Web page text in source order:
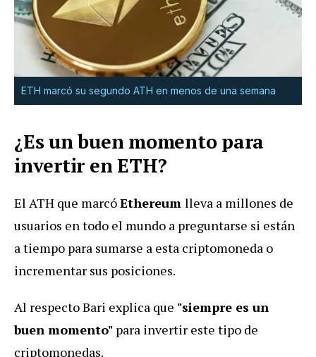
ETH marcó su segundo ATH en menos de una semana
¿Es un buen momento para
invertir en ETH?
El ATH que marcóEthereum lleva a millones de
usuarios en todo el mundo a preguntarse si están
a tiempo para sumarse a esta criptomoneda o
incrementar sus posiciones.
Al respecto Bari explica que "siempre es un
buen momento" para invertir este tipo de
criptomonedas.